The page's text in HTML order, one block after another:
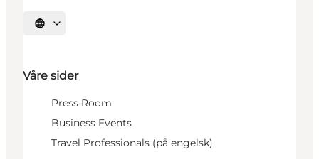
Velg språk
Våre sider
Press Room
Business Events
Travel Professionals (på engelsk)